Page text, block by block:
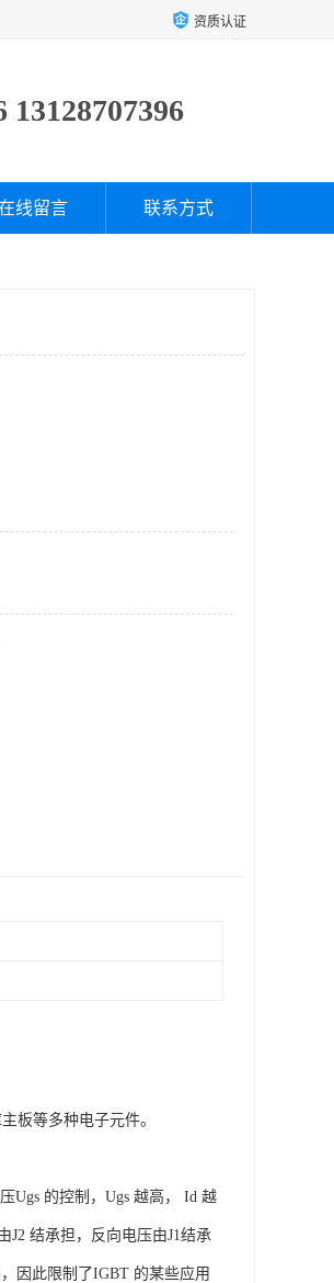
资质认证
13128707396
线留言 联系方式
板等多种电子元件。
Ugs 的控制，Ugs 越高， Id 越
J2 结承担，反向电压由J1结承
因此限制了IGBT 的某些应用